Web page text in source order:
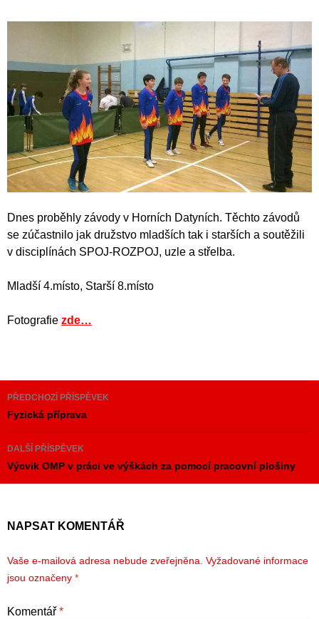
Dnes proběhly závody v Horních Datyních. Těchto závodů
se zúčastnilo jak družstvo mladších tak i starších a soutěžili
v disciplínách SPOJ-ROZPOJ, uzle a střelba.
Mladší 4.místo, Starší 8.místo
Fotografie zde…
Navigace
pro
příspěvky
PŘEDCHOZÍ PŘÍSPĚVEK
Fyzická příprava
DALŠÍ PŘÍSPĚVEK
Výcvik OMP v práci ve výškách za pomocí pracovní plošiny
NAPSAT KOMENTÁŘ
Vaše e-mailová adresa nebude zveřejněna. Vyžadované informace
jsou označeny *
Komentář *